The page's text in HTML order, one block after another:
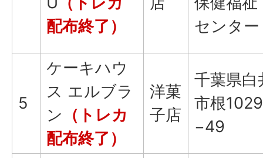
配布終了）
センター
5
ケーキハウ
ス エルブラ
ン （トレカ
配布終了）
洋菓
子店
千葉県白
市根1029
−49